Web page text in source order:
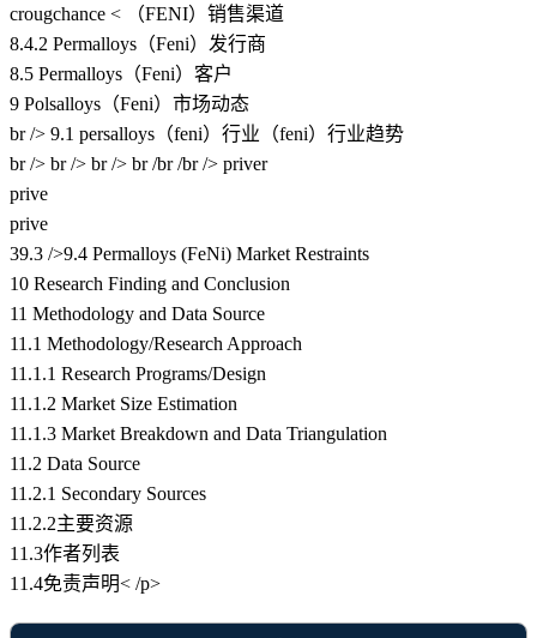
crougchance < （FENI）销售渠道
8.4.2 Permalloys（Feni）发行商
8.5 Permalloys（Feni）客户
9 Polsalloys（Feni）市场动态
br /> 9.1 persalloys（feni）行业（feni）行业趋势
br /> br /> br /> br /br /br /> priver
prive
prive
39.3 />9.4 Permalloys (FeNi) Market Restraints
10 Research Finding and Conclusion
11 Methodology and Data Source
11.1 Methodology/Research Approach
11.1.1 Research Programs/Design
11.1.2 Market Size Estimation
11.1.3 Market Breakdown and Data Triangulation
11.2 Data Source
11.2.1 Secondary Sources
11.2.2主要资源
11.3作者列表
11.4免责声明< /p>